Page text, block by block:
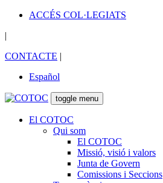
ACCÉS COL·LEGIATS
|
CONTACTE |
Español
toggle menu
El COTOC
Qui som
El COTOC
Missió, visió i valors
Junta de Govern
Comissions i Seccions